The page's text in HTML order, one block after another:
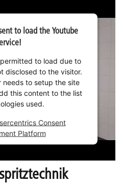
to load the Youtube
to load due to
disclosed to the visitor.
needs to setup the site
this content to the list
used.
Consent
Platform